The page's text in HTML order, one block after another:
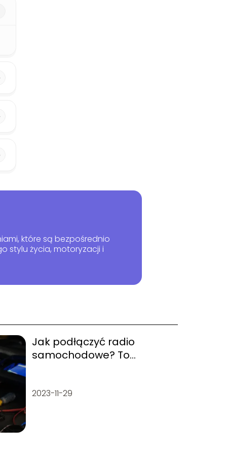
które są bezpośrednio
stylu życia, motoryzacji i
Jak podłączyć radio
samochodowe? To
2023-11-29